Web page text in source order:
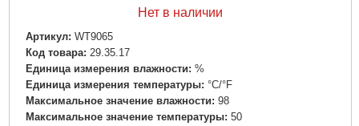
Нет в наличии
Артикул: WT9065
Код товара: 29.35.17
Единица измерения влажности: %
Единица измерения температуры: °С/°F
Максимальное значение влажности: 98
Максимальное значение температуры: 50